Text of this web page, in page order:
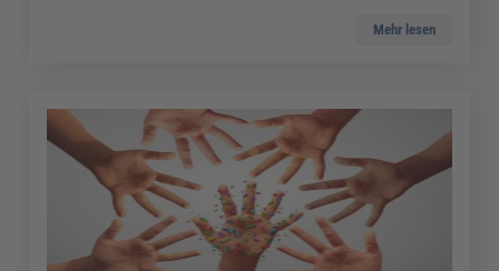
Mehr lesen